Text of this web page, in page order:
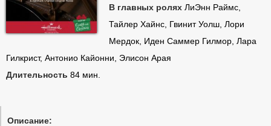
В главных ролях ЛиЭнн Раймс,
Тайлер Хайнс, Гвинит Уолш, Лори
Мердок, Иден Саммер Гилмор, Лара
Гилкрист, Антонио Кайонни, Элисон Арая
Длительность 84 мин.
Описание: